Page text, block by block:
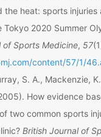
the heat: sports injuries
Tokyo 2020 Summer
of Sports Medicine, 57
content/57/1/
S. A., Mackenzie,
How evidence
two common sports
British Journal of